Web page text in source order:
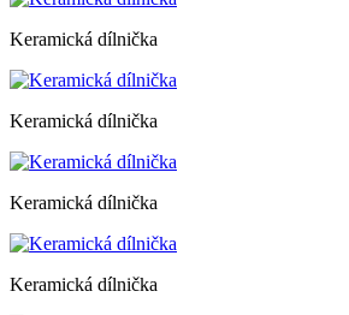
Keramická dílnička
Keramická dílnička
Keramická dílnička
Keramická dílnička